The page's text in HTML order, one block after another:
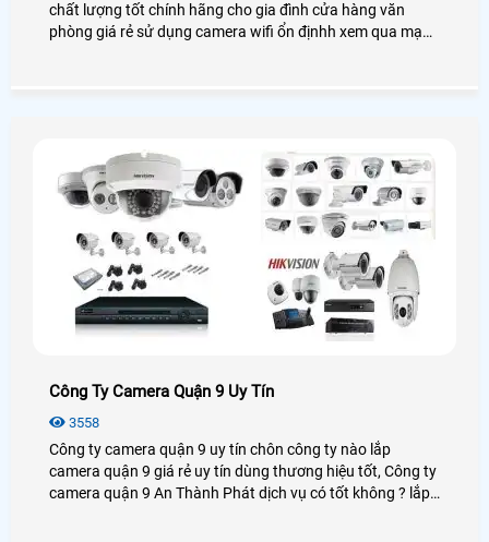
chất lượng tốt chính hãng cho gia đình cửa hàng văn
phòng giá rẻ sử dụng camera wifi ổn địnhh xem qua mạng
Công Ty Camera Quận 9 Uy Tín
3558
Công ty camera quận 9 uy tín chôn công ty nào lắp
camera quận 9 giá rẻ uy tín dùng thương hiệu tốt, Công ty
camera quận 9 An Thành Phát dịch vụ có tốt không ? lắp